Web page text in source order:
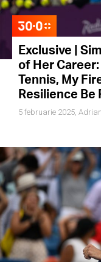
Exclusive |
of Her
Tennis, My
Resilience Be
5 februarie 2025,